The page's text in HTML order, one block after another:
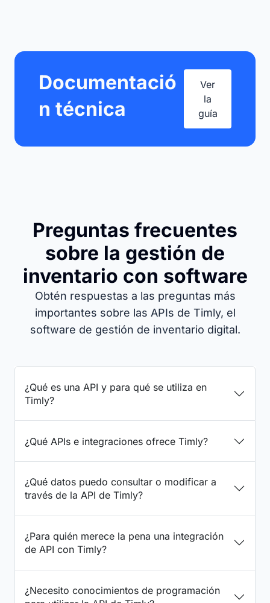
Documentació
n técnica
Ver
la
guía
Preguntas frecuentes
sobre la gestión de
inventario con software
Obtén respuestas a las preguntas más
importantes sobre las APIs de Timly, el
software de gestión de inventario digital.
¿Qué es una API y para qué se utiliza en
Timly?
¿Qué APIs e integraciones ofrece Timly?
¿Qué datos puedo consultar o modificar a
través de la API de Timly?
¿Para quién merece la pena una integración
de API con Timly?
¿Necesito conocimientos de programación